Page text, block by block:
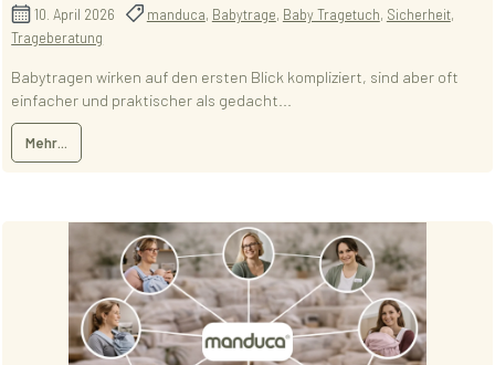
10. April 2026 manduca, Babytrage, Baby Tragetuch, Sicherheit,
Trageberatung
Babytragen wirken auf den ersten Blick kompliziert, sind aber oft
einfacher und praktischer als gedacht...
Mehr...